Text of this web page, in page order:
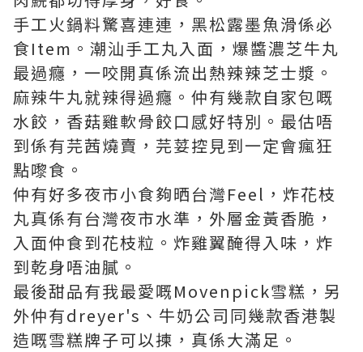
手工火鍋料驚喜連連，黑松露墨魚滑係必
食Item。潮汕手工丸入面，爆醬濃芝牛丸
最過癮，一咬開真係流出熱辣辣芝士漿。
麻辣牛丸就辣得過癮。仲有幾款自家包嘅
水餃，香菇雞軟骨餃口感好特別。最估唔
到係有芫茜燒賣，芫荽控見到一定會瘋狂
點嚟食。
仲有好多夜市小食夠晒台灣Feel，炸花枝
丸真係有台灣夜市水準，外層金黃香脆，
入面仲食到花枝粒。炸雞翼醃得入味，炸
到乾身唔油膩。
最後甜品有我最愛嘅Movenpick雪糕，另
外仲有dreyer's、牛奶公司同幾款香港製
造嘅雪糕牌子可以揀，真係大滿足。